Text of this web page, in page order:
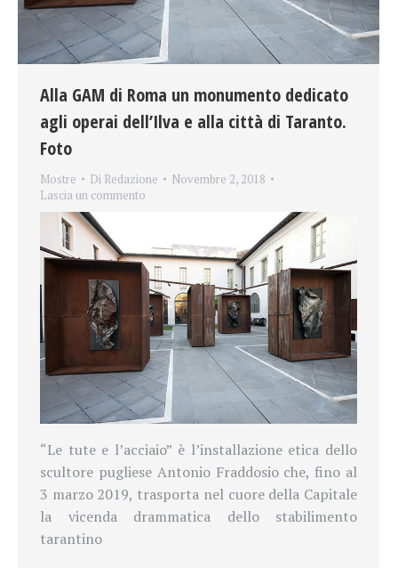
Alla GAM di Roma un monumento dedicato
agli operai dell’Ilva e alla città di Taranto.
Foto
Mostre Di Redazione
Novembre 2, 2018
Lascia un commento
“Le tute e l’acciaio” è l’installazione etica dello
scultore pugliese Antonio Fraddosio che, fino al
3 marzo 2019, trasporta nel cuore della Capitale
la vicenda drammatica dello stabilimento
tarantino